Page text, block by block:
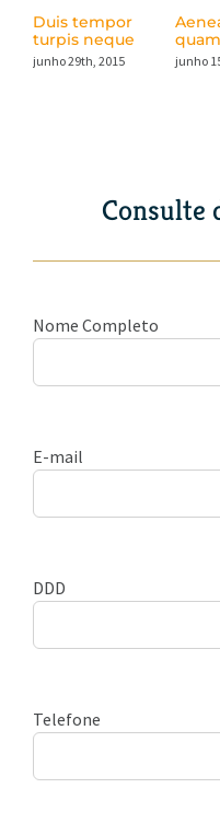
Duis tempor
turpis neque
junho 29th, 2015
quam
junho
Consulte
Nome Completo
E-mail
DDD
Telefone